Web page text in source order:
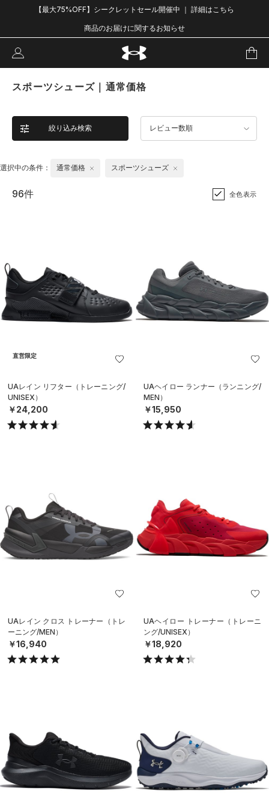
【最大75%OFF】シークレットセール開催中 ｜ 詳細はこちら
商品のお届けに関するお知らせ
スポーツシューズ｜通常価格
絞り込み検索 レビュー数順
選択中の条件： 通常価格 スポーツシューズ
96件 全色表示
直営限定
UAレイン リフター（トレーニング/
UNISEX）
￥24,200
UAヘイロー ランナー（ランニング/
MEN）
￥15,950
UAレイン クロス トレーナー（トレ
ーニング/MEN）
￥16,940
UAヘイロー トレーナー（トレーニ
ング/UNISEX）
￥18,920